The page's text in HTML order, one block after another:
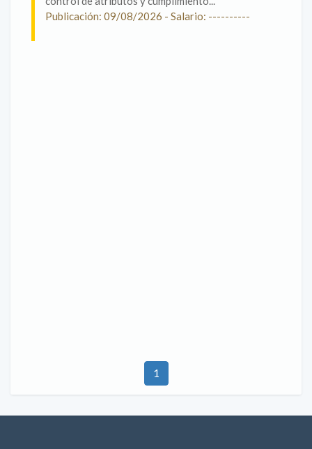
Publicación: 09/08/2026 - Salario: ----------
1